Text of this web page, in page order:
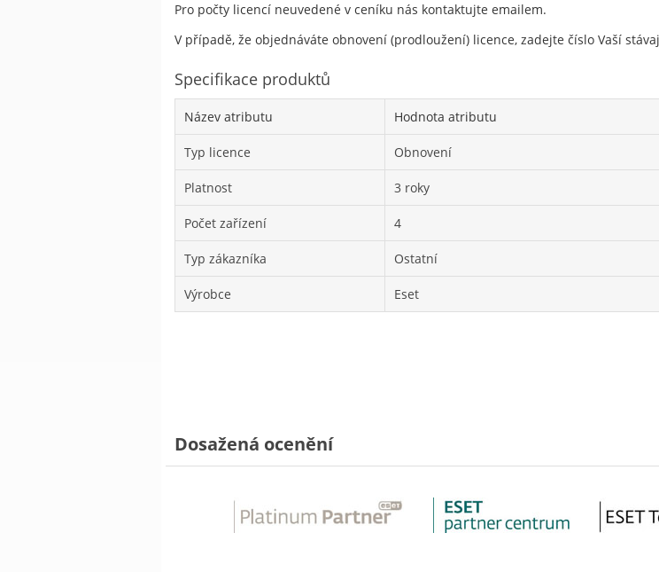
Pro počty licencí neuvedené v ceníku nás kontaktujte emailem.
V případě, že objednáváte obnovení (prodloužení) licence, zadejte číslo Vaší
Specifikace produktů
Název atributu Hodnota atributu
Typ licence Obnovení
Platnost 3 roky
Počet zařízení 4
Typ zákazníka Ostatní
Výrobce Eset
Dosažená ocenění